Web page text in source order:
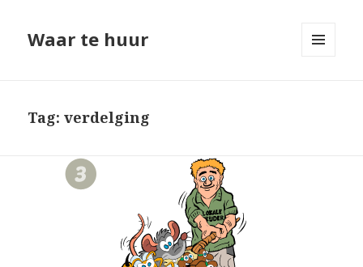
Waar te huur
Tag: verdelging